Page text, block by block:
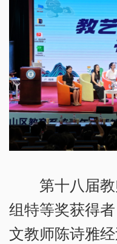
第十八届
组特等奖获得
文教师陈诗雅